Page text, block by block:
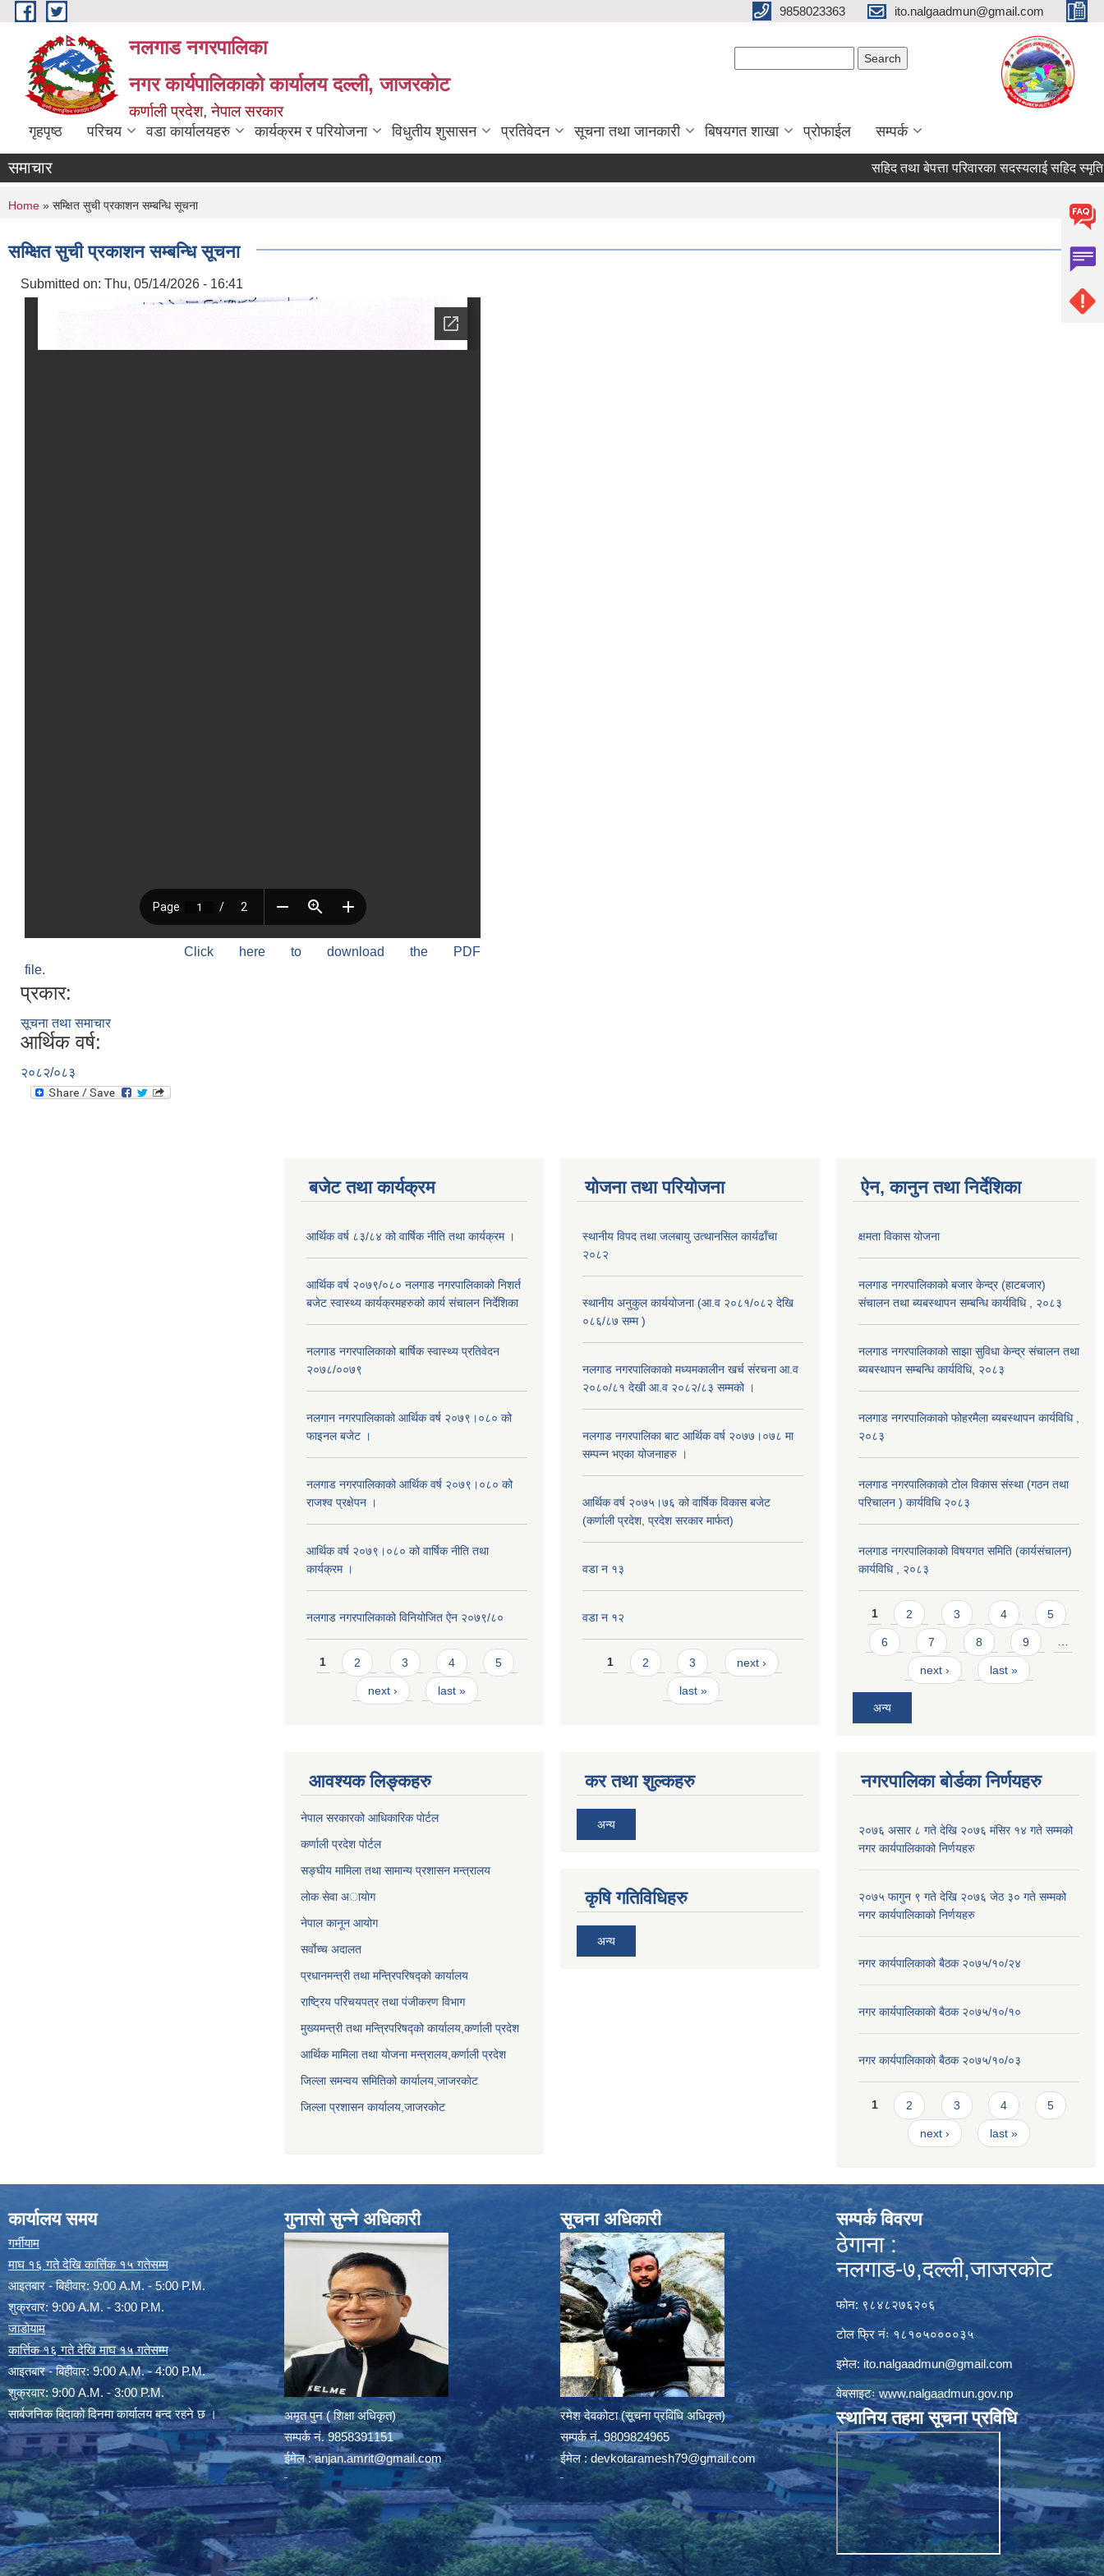
Skip to main content 9858023363 ito.nalgaadmun@gmail.com
नलगाड नगरपालिका
नगर कार्यपालिकाको कार्यालय दल्ली, जाजरकाेट
कर्णाली प्रदेश, नेपाल सरकार
गृहपृष्ठ परिचय वडा कार्यालयहरु कार्यक्रम र परियोजना विधुतीय शुसासन प्रतिवेदन सूचना तथा जानकारी बिषयगत शाखा प्रोफाईल सम्पर्क
समाचार सहिद तथा बेपत्ता परिवारका सदस्यलाई सहिद स्मृति भत्ता
You are here
Home » सम्क्षित सुची प्रकाशन सम्बन्धि सूचना
सम्क्षित सुची प्रकाशन सम्बन्धि सूचना
Submitted on: Thu, 05/14/2026 - 16:41
Click here to download the PDF
file.
प्रकार:
सूचना तथा समाचार
आर्थिक वर्ष:
२०८२/०८३
बजेट तथा कार्यक्रम
आर्थिक वर्ष ८३/८४ को वार्षिक नीति तथा कार्यक्रम ।
आर्थिक वर्ष २०७९/०८० नलगाड नगरपालिकाको निशर्त
बजेट स्वास्थ्य कार्यक्रमहरुको कार्य संचालन निर्देशिका
नलगाड नगरपालिकाको बार्षिक स्वास्थ्य प्रतिवेदन
२०७८/००७९
नलगान नगरपालिकाको आर्थिक वर्ष २०७९।०८० को
फाइनल बजेट ।
नलगाड नगरपालिकाको आर्थिक वर्ष २०७९।०८० को
राजश्व प्रक्षेपन ।
आर्थिक वर्ष २०७९।०८० को वार्षिक नीति तथा
कार्यक्रम ।
नलगाड नगरपालिकाको विनियोजित ऐन २०७९/८०
Pages
1 2 3 4 5
next › last »
योजना तथा परियोजना
स्थानीय विपद तथा जलबायु उत्थानसिल कार्यढाँचा
२०८२
स्थानीय अनुकुल कार्ययोजना (आ.व २०८१/०८२ देखि
०८६/८७ सम्म )
नलगाड नगरपालिकाको मध्यमकालीन खर्च संरचना आ.व
२०८०/८१ देखी आ.व २०८२/८३ सम्मको ।
नलगाड नगरपालिका बाट आर्थिक वर्ष २०७७।०७८ मा
सम्पन्न भएका योजनाहरु ।
आर्थिक वर्ष २०७५।७६ को वार्षिक विकास बजेट
(कर्णाली प्रदेश, प्रदेश सरकार मार्फत)
वडा न १३
वडा न १२
Pages
1 2 3 next ›
last »
ऐन, कानुन तथा निर्देशिका
क्षमता विकास योजना
नलगाड नगरपालिकाको बजार केन्द्र (हाटबजार)
संचालन तथा ब्यबस्थापन सम्बन्धि कार्यविधि , २०८३
नलगाड नगरपालिकाको साझा सुविधा केन्द्र संचालन तथा
ब्यबस्थापन सम्बन्धि कार्यविधि, २०८३
नलगाड नगरपालिकाको फोहरमैला ब्यबस्थापन कार्यविधि ,
२०८३
नलगाड नगरपालिकाको टोल विकास संस्था (गठन तथा
परिचालन ) कार्यविधि २०८३
नलगाड नगरपालिकाको विषयगत समिति (कार्यसंचालन)
कार्यविधि , २०८३
Pages
1 2 3 4 5
6 7 8 9 …
next › last »
अन्य
आवश्यक लिङ्कहरु
नेपाल सरकारको आधिकारिक पोर्टल
कर्णाली प्रदेश पोर्टल
सङ्घीय मामिला तथा सामान्य प्रशासन मन्त्रालय
लाेक सेवा अायाेग
नेपाल कानून आयोग
सर्वाेच्च अदालत
प्रधानमन्त्री तथा मन्त्रिपरिषद्को कार्यालय
राष्ट्रिय परिचयपत्र तथा पंजीकरण विभाग
मुख्यमन्त्री तथा मन्त्रिपरिषद्को कार्यालय,कर्णाली प्रदेश
आर्थिक मामिला तथा योजना मन्त्रालय,कर्णाली प्रदेश
जिल्ला समन्वय समितिको कार्यालय,जाजरकाेट
जिल्ला प्रशासन कार्यालय,जाजरकोट
कर तथा शुल्कहरु
अन्य
कृषि गतिविधिहरु
अन्य
नगरपालिका बोर्डका निर्णयहरु
२०७६ असार ८ गते देखि २०७६ मंसिर १४ गते सम्मको
नगर कार्यपालिकाको निर्णयहरु
२०७५ फागुन ९ गते देखि २०७६ जेठ ३० गते सम्मको
नगर कार्यपालिकाको निर्णयहरु
नगर कार्यपालिकाकाे बैठक २०७५/१०/२४
नगर कार्यपालिकाकाे बैठक २०७५/१०/१०
नगर कार्यपालिकाकाे बैठक २०७५/१०/०३
Pages
1 2 3 4 5
next › last »
कार्यालय समय
गर्मीयाम
माघ १६ गते देखि कार्त्तिक १५ गतेसम्म
आइतबार - बिहीवार: 9:00 A.M. - 5:00 P.M.
शुक्रवार: 9:00 A.M. - 3:00 P.M.
जाडोयाम
कार्त्तिक १६ गते देखि माघ १५ गतेसम्म
आइतबार - बिहीवार: 9:00 A.M. - 4:00 P.M.
शुक्रवार: 9:00 A.M. - 3:00 P.M.
सार्बजनिक बिदाको दिनमा कार्यालय बन्द रहने छ ।
गुनासो सुन्ने अधिकारी
अमृत पुन ( शिक्षा अधिकृत)
सम्पर्क न‌ं. 9858391151
ईमेल :anjan.amrit@gmail.com
सूचना अधिकारी
रमेश देवकोटा (सूचना प्रविधि अधिकृत)
सम्पर्क न‌ं. 9809824965
ईमेल :devkotaramesh79@gmail.com
सम्पर्क विवरण
ठेगाना :
नलगाड-७,दल्ली,जाजरकाेट
फोन: ९८४८२७६२०६
टोल फ्रि नंः १८१०५००००३५
इमेल: ito.nalgaadmun@gmail.com
वेबसाइटःwww.nalgaadmun.gov.np
स्थानिय तहमा सूचना प्रविधि